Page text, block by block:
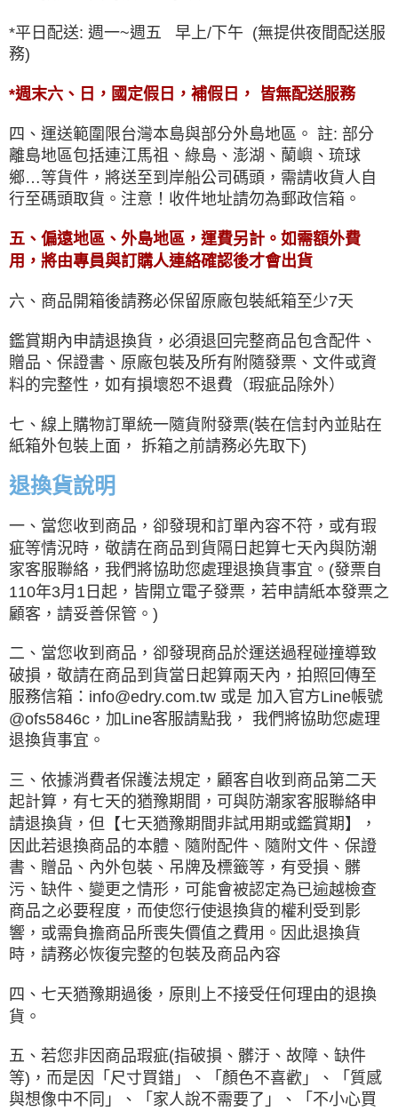
*平日配送: 週一~週五 早上/下午 (無提供夜間配送服
務)
*週末六、日，國定假日，補假日， 皆無配送服務
四、運送範圍限台灣本島與部分外島地區。 註: 部分
離島地區包括連江馬祖、綠島、澎湖、蘭嶼、琉球
鄉…等貨件，將送至到岸船公司碼頭，需請收貨人自
行至碼頭取貨。注意！收件地址請勿為郵政信箱。
五、偏遠地區、外島地區，運費另計。如需額外費
用，將由專員與訂購人連絡確認後才會出貨
六、商品開箱後請務必保留原廠包裝紙箱至少7天
鑑賞期內申請退換貨，必須退回完整商品包含配件、
贈品、保證書、原廠包裝及所有附隨發票、文件或資
料的完整性，如有損壞恕不退費（瑕疵品除外）
七、線上購物訂單統一隨貨附發票(裝在信封內並貼在
紙箱外包裝上面， 拆箱之前請務必先取下)
退換貨說明
一、當您收到商品，卻發現和訂單內容不符，或有瑕
疵等情況時，敬請在商品到貨隔日起算七天內與防潮
家客服聯絡，我們將協助您處理退換貨事宜。(發票自
110年3月1日起，皆開立電子發票，若申請紙本發票之
顧客，請妥善保管。)
二、當您收到商品，卻發現商品於運送過程碰撞導致
破損，敬請在商品到貨當日起算兩天內，拍照回傳至
服務信箱：info@edry.com.tw 或是 加入官方Line帳號
@ofs5846c，加Line客服請點我， 我們將協助您處理
退換貨事宜。
三、依據消費者保護法規定，顧客自收到商品第二天
起計算，有七天的猶豫期間，可與防潮家客服聯絡申
請退換貨，但【七天猶豫期間非試用期或鑑賞期】，
因此若退換商品的本體、隨附配件、隨附文件、保證
書、贈品、內外包裝、吊牌及標籤等，有受損、髒
污、缺件、變更之情形，可能會被認定為已逾越檢查
商品之必要程度，而使您行使退換貨的權利受到影
響，或需負擔商品所喪失價值之費用。因此退換貨
時，請務必恢復完整的包裝及商品內容
四、七天猶豫期過後，原則上不接受任何理由的退換
貨。
五、若您非因商品瑕疵(指破損、髒汙、故障、缺件
等)，而是因「尺寸買錯」、「顏色不喜歡」、「質感
與想像中不同」、「家人說不需要了」、「不小心買